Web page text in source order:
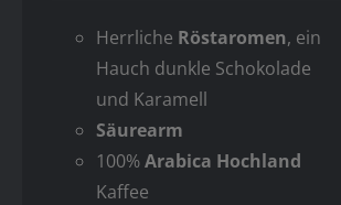
Herrliche Röstaromen, ein
Hauch dunkle Schokolade
und Karamell
Säurearm
100%Arabica Hochland
Kaffee